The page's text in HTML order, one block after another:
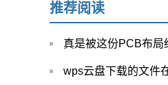
推荐阅读
真是被这份PCB布局
wps云盘下载的文件